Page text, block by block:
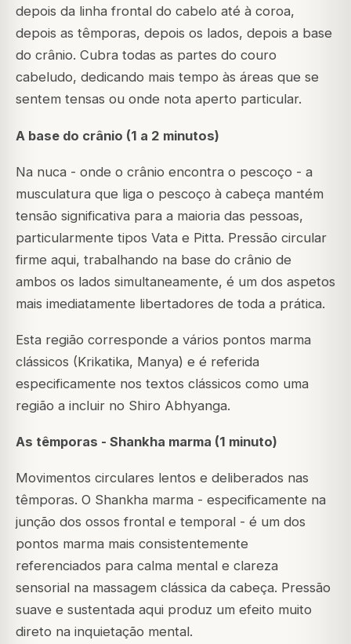
depois da linha frontal do cabelo até à coroa,
depois as têmporas, depois os lados, depois a base
do crânio. Cubra todas as partes do couro
cabeludo, dedicando mais tempo às áreas que se
sentem tensas ou onde nota aperto particular.
A base do crânio (1 a 2 minutos)
Na nuca - onde o crânio encontra o pescoço - a
musculatura que liga o pescoço à cabeça mantém
tensão significativa para a maioria das pessoas,
particularmente tipos Vata e Pitta. Pressão circular
firme aqui, trabalhando na base do crânio de
ambos os lados simultaneamente, é um dos aspetos
mais imediatamente libertadores de toda a prática.
Esta região corresponde a vários pontos marma
clássicos (Krikatika, Manya) e é referida
especificamente nos textos clássicos como uma
região a incluir no Shiro Abhyanga.
As têmporas - Shankha marma (1 minuto)
Movimentos circulares lentos e deliberados nas
têmporas. O Shankha marma - especificamente na
junção dos ossos frontal e temporal - é um dos
pontos marma mais consistentemente
referenciados para calma mental e clareza
sensorial na massagem clássica da cabeça. Pressão
suave e sustentada aqui produz um efeito muito
direto na inquietação mental.